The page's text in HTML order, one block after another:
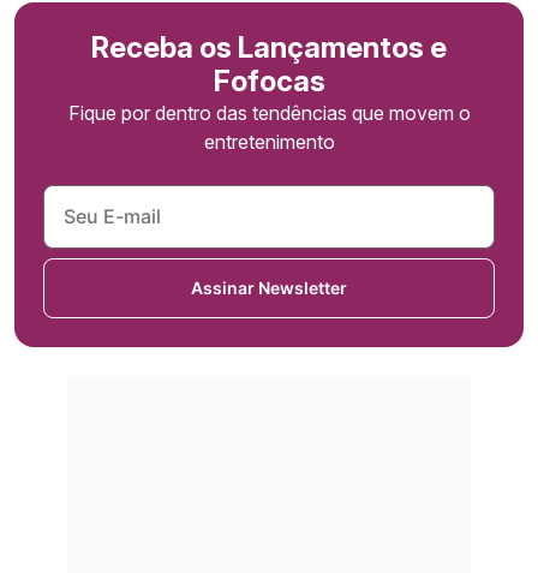
Receba os Lançamentos e
Fofocas
Fique por dentro das tendências que movem o
entretenimento
Assinar Newsletter